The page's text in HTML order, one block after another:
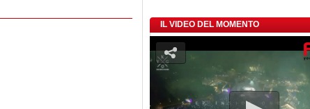
IL VIDEO DEL MOMENTO